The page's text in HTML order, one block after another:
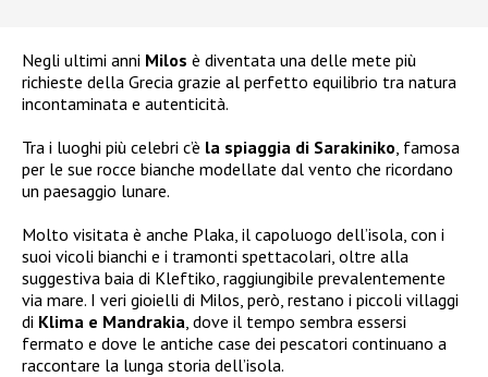
Negli ultimi anni Milos è diventata una delle mete più
richieste della Grecia grazie al perfetto equilibrio tra natura
incontaminata e autenticità.
Tra i luoghi più celebri c’è la spiaggia di Sarakiniko , famosa
per le sue rocce bianche modellate dal vento che ricordano
un paesaggio lunare.
Molto visitata è anche Plaka, il capoluogo dell’isola, con i
suoi vicoli bianchi e i tramonti spettacolari, oltre alla
suggestiva baia di Kleftiko, raggiungibile prevalentemente
via mare. I veri gioielli di Milos, però, restano i piccoli villaggi
di Klima e Mandrakia , dove il tempo sembra essersi
fermato e dove le antiche case dei pescatori continuano a
raccontare la lunga storia dell’isola.